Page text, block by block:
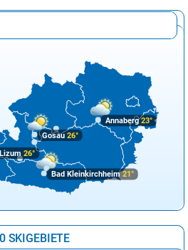
Gosau26°
26°
Bad Kleinkirchheim21°
Annaberg23°
SKIGEBIETE